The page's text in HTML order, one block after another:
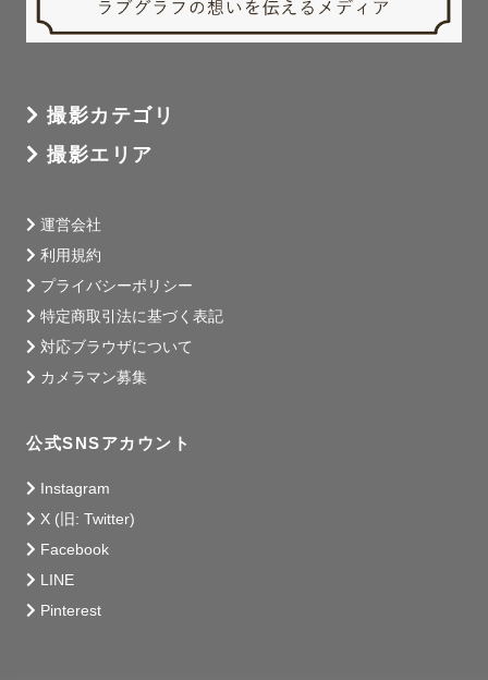
撮影カテゴリ
撮影エリア
運営会社
利用規約
プライバシーポリシー
特定商取引法に基づく表記
対応ブラウザについて
カメラマン募集
公式SNSアカウント
Instagram
X (旧: Twitter)
Facebook
LINE
Pinterest